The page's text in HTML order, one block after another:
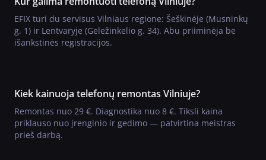
EFIX turi du servisus Vilniaus regione: Šeškinėje (Musninkų
g. 1) ir Lentvaryje (Geležinkelio g. 34). Abu priiminėja be
išankstinės registracijos.
Kiek kainuoja telefonų remontas Vilniuje?
Remontas nuo 29 €. Diagnostika nuo 8 €. Tiksli kaina
priklauso nuo įrenginio ir gedimo — patvirtina meistras
prieš darbą.